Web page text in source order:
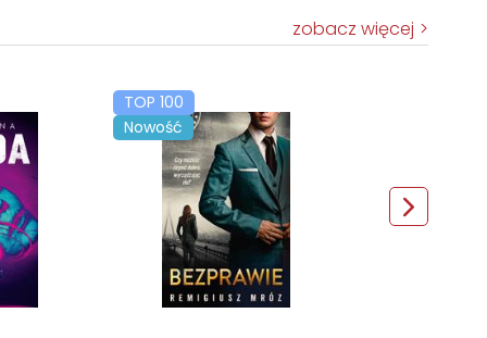
zobacz więcej
TOP 100
Nowość